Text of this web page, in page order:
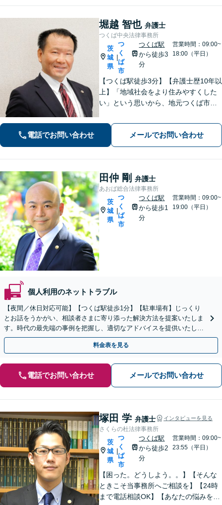
堀越 智也 弁護士
つくば中央法律事務所
茨
城
県
つ
く
ば
市
つくば駅
から徒歩3
分
営業時間：09:00~
18:00（平日）
【つくば駅徒歩3分】【弁護士歴10年以
上】「地域社会をより住みやすくした
い」という思いから、地元つくば市で
育費など幅広いトラブルに対応【相
続・遺言】残された借金・不動産に困
っていませんか？
電話でお問い合わせ メールでお問い合わせ
田仲 剛 弁護士
あおば総合法律事務所
茨
城
県
つ
く
ば
市
つくば駅
から徒歩1
分
営業時間：09:00~
19:00（平日）
個人利用のネットトラブル
【夜間／休日対応可能】【つくば駅徒歩1分】【駐車場有】じっくり
とお話をうかがい、相談者さまに寄り添った解決方法を提案いたしま
す。時代の最先端の事例を把握し、適切なアドバイスを提供いたしま
す【インターネット・著作権】【YouTube・SNS】
料金表を見る
電話でお問い合わせ メールでお問い合わせ
塚田 学 弁護士 インタビューを見る
さくらの杜法律事務所
茨
城
県
つ
く
ば
市
つくば駅
から徒歩2
分
営業時間：09:00~
23:55（平日）
【困った。どうしよう。。】【そんな
ときこそ当事務所へご相談を】【24時
まで電話相談OK】【あなたの悩みを聞